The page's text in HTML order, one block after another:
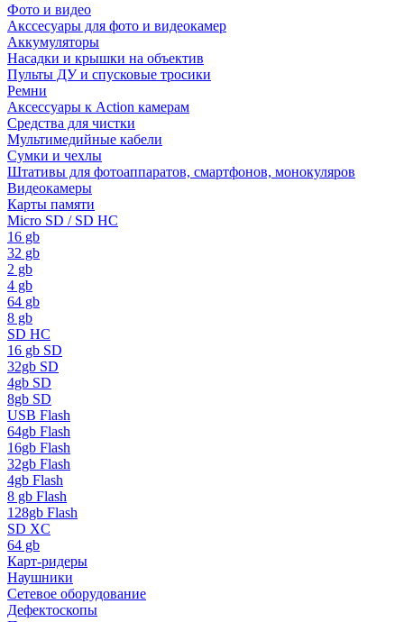
Фото и видео
Акссесуары для фото и видеокамер
Аккумуляторы
Насадки и крышки на объектив
Пульты ДУ и спусковые тросики
Ремни
Аксессуары к Action камерам
Средства для чистки
Мультимедийные кабели
Сумки и чехлы
Штативы для фотоаппаратов, смартфонов, монокуляров
Видеокамеры
Карты памяти
Micro SD / SD HC
16 gb
32 gb
2 gb
4 gb
64 gb
8 gb
SD HC
16 gb SD
32gb SD
4gb SD
8gb SD
USB Flash
64gb Flash
16gb Flash
32gb Flash
4gb Flash
8 gb Flash
128gb Flash
SD XC
64 gb
Карт-ридеры
Наушники
Сетевое оборудование
Дефектоскопы